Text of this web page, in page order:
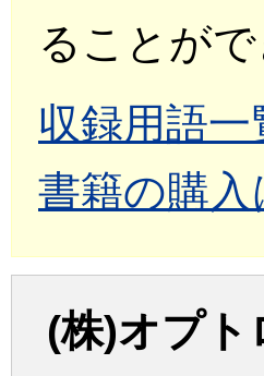
ることがで
収録用語一
書籍の購入
(株)オプト